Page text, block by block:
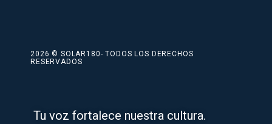
2026 © SOLAR180- TODOS LOS DERECHOS
RESERVADOS
Tu voz fortalece nuestra cultura.